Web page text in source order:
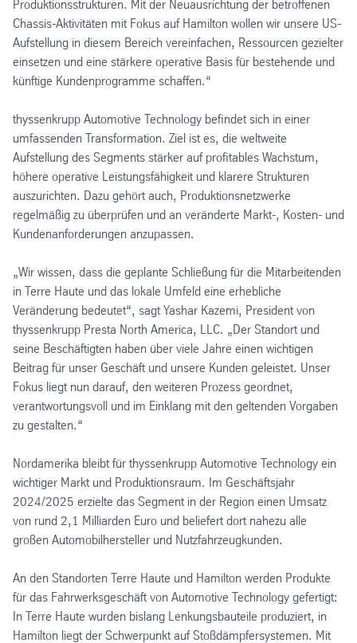
Produktionsstrukturen. Mit der Neuausrichtung der betroffenen
Chassis-Aktivitäten mit Fokus auf Hamilton wollen wir unsere US-
Aufstellung in diesem Bereich vereinfachen, Ressourcen gezielter
einsetzen und eine stärkere operative Basis für bestehende und
künftige Kundenprogramme schaffen.“
thyssenkrupp Automotive Technology befindet sich in einer
umfassenden Transformation. Ziel ist es, die weltweite
Aufstellung des Segments stärker auf profitables Wachstum,
höhere operative Leistungsfähigkeit und klarere Strukturen
auszurichten. Dazu gehört auch, Produktionsnetzwerke
regelmäßig zu überprüfen und an veränderte Markt-, Kosten- und
Kundenanforderungen anzupassen.
„Wir wissen, dass die geplante Schließung für die Mitarbeitenden
in Terre Haute und das lokale Umfeld eine erhebliche
Veränderung bedeutet“, sagt Yashar Kazemi, President von
thyssenkrupp Presta North America, LLC. „Der Standort und
seine Beschäftigten haben über viele Jahre einen wichtigen
Beitrag für unser Geschäft und unsere Kunden geleistet. Unser
Fokus liegt nun darauf, den weiteren Prozess geordnet,
verantwortungsvoll und im Einklang mit den geltenden Vorgaben
zu gestalten.“
Nordamerika bleibt für thyssenkrupp Automotive Technology ein
wichtiger Markt und Produktionsraum. Im Geschäftsjahr
2024/2025 erzielte das Segment in der Region einen Umsatz
von rund 2,1 Milliarden Euro und beliefert dort nahezu alle
großen Automobilhersteller und Nutzfahrzeugkunden.
An den Standorten Terre Haute und Hamilton werden Produkte
für das Fahrwerksgeschäft von Automotive Technology gefertigt:
In Terre Haute wurden bislang Lenkungsbauteile produziert, in
Hamilton liegt der Schwerpunkt auf Stoßdämpfersystemen. Mit